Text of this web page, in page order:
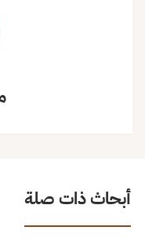
أبحاث ذات صلة